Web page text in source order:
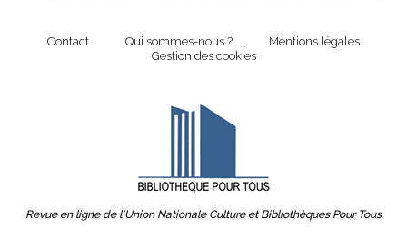
Contact Qui sommes-nous ?
Mentions légales
Gestion des cookies
Revue en ligne de l'Union Nationale Culture et Bibliothèques Pour Tous